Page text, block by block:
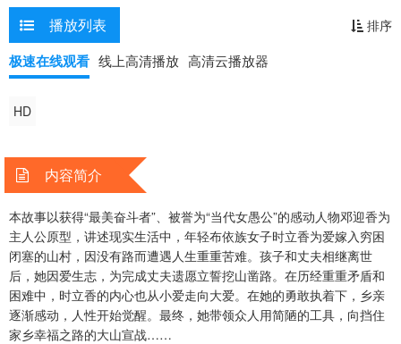
时立香的内心也从小爱走向大爱。在她的勇敢执着下，乡亲逐渐感动，
人性开始觉醒。最终，她带领众人用简陋的工具，向挡住家乡幸福之路
的大山宣战……
播放列表 排序
极速在线观看 线上高清播放 高清云播放器
HD
内容简介
本故事以获得“最美奋斗者”、被誉为“当代女愚公”的感动人物邓迎香为
主人公原型，讲述现实生活中，年轻布依族女子时立香为爱嫁入穷困
闭塞的山村，因没有路而遭遇人生重重苦难。孩子和丈夫相继离世
后，她因爱生志，为完成丈夫遗愿立誓挖山凿路。在历经重重矛盾和
困难中，时立香的内心也从小爱走向大爱。在她的勇敢执着下，乡亲
逐渐感动，人性开始觉醒。最终，她带领众人用简陋的工具，向挡住
家乡幸福之路的大山宣战……